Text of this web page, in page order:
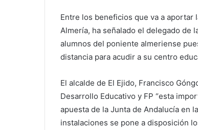
Entre los beneficios que va a
Almería, ha señalado el delegado de
alumnos del poniente almeriense
distancia para acudir a su centro
El alcalde de El Ejido, Francisco
Desarrollo Educativo y FP “esta
apuesta de la Junta de Andalucía en
instalaciones se pone a disposición